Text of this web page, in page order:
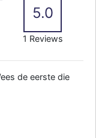
5.0
1 Reviews
de eerste die